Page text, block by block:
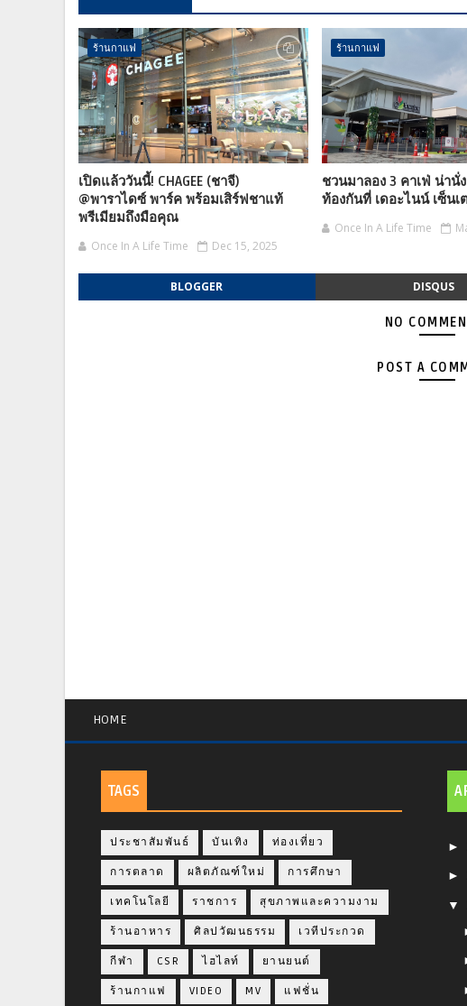
ร้านกาแฟ
เปิดแล้ววันนี้! CHAGEE (ชาจี)
@พาราไดซ์ พาร์ค พร้อมเสิร์ฟชาแท้
พรีเมียมถึงมือคุณ
Once In A Life Time Dec 15, 2025
ร้านกาแฟ
ชวนมาลอง 3 คาเฟ่ น่านั่
ท้องกันที่ เดอะไนน์ เซ็น
Once In A Life Time
BLOGGER DISQUS
NO
POST A
HOME
TAGS
ประชาสัมพันธ์ บันเทิง ท่องเที่ยว
การตลาด ผลิตภัณฑ์ใหม่ การศึกษา
เทคโนโลยี ราชการ สุขภาพและความงาม
ร้านอาหาร ศิลปวัฒนธรรม เวทีประกวด
กีฬา CSR ไฮไลท์ ยานยนต์
ร้านกาแฟ VIDEO MV แฟชั่น
►
►
▼